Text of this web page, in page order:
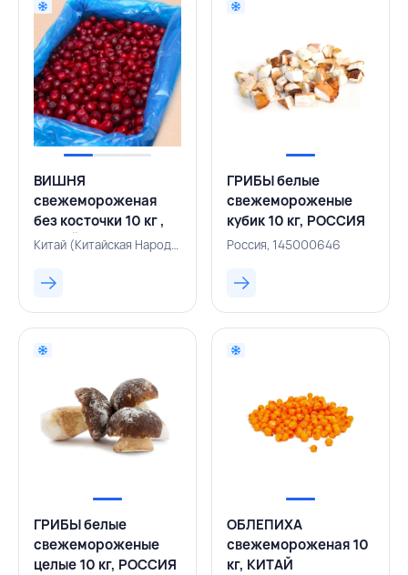
ВИШНЯ
свежемороженая
без косточки 10 кг ,
КИТАЙ
Китай (Китайская Народная Республика), 143000823
ГРИБЫ белые
свежемороженые
кубик 10 кг, РОССИЯ
Россия, 145000646
ГРИБЫ белые
свежемороженые
целые 10 кг, РОССИЯ
ОБЛЕПИХА
свежемороженая 10
кг, КИТАЙ